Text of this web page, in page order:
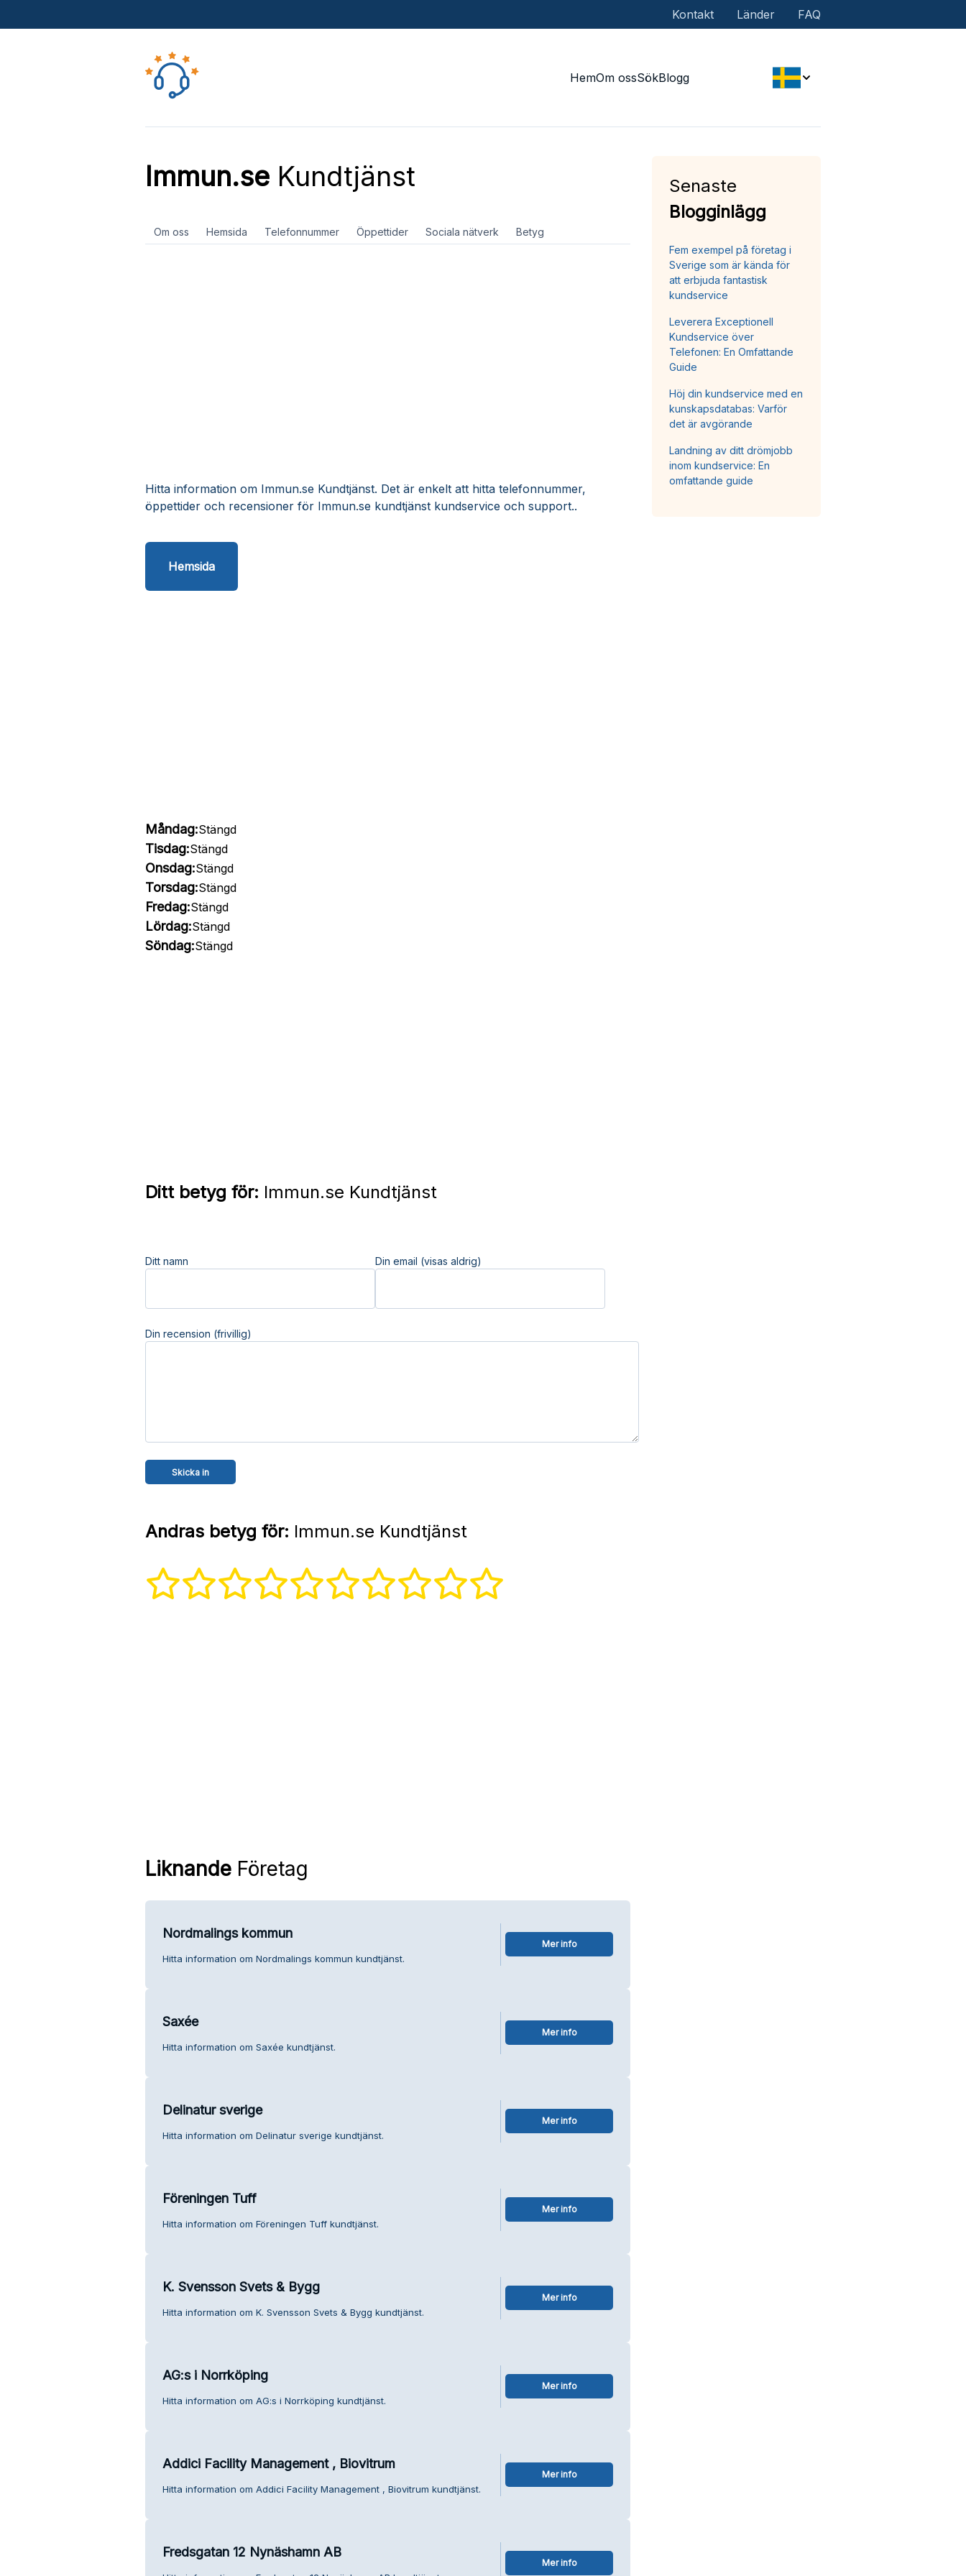
Kontakt Länder FAQ
HemOm ossSökBlogg
Immun.seKundtjänst
Om oss Hemsida Telefonnummer Öppettider Sociala nätverk Betyg
Hitta information om Immun.se Kundtjänst. Det är enkelt att hitta telefonnummer,
öppettider och recensioner för Immun.se kundtjänst kundservice och support..
Hemsida
Måndag:Stängd
Tisdag:Stängd
Onsdag:Stängd
Torsdag:Stängd
Fredag:Stängd
Lördag:Stängd
Söndag:Stängd
Ditt betyg för: Immun.se Kundtjänst
Ditt namn Din email (visas aldrig)
Din recension (frivillig)
Andras betyg för: Immun.se Kundtjänst
LiknandeFöretag
Nordmalings kommun
Hitta information om Nordmalings kommun kundtjänst.
Mer info
Saxée
Hitta information om Saxée kundtjänst.
Mer info
Delinatur sverige
Hitta information om Delinatur sverige kundtjänst.
Mer info
Föreningen Tuff
Hitta information om Föreningen Tuff kundtjänst.
Mer info
K. Svensson Svets & Bygg
Hitta information om K. Svensson Svets & Bygg kundtjänst.
Mer info
AG:s i Norrköping
Hitta information om AG:s i Norrköping kundtjänst.
Mer info
Addici Facility Management , Biovitrum
Hitta information om Addici Facility Management , Biovitrum kundtjänst.
Mer info
Fredsgatan 12 Nynäshamn AB
Mer info
Senaste
Blogginlägg
Fem exempel på företag i
Sverige som är kända för
att erbjuda fantastisk
kundservice
Leverera Exceptionell
Kundservice över
Telefonen: En Omfattande
Guide
Höj din kundservice med en
kunskapsdatabas: Varför
det är avgörande
Landning av ditt drömjobb
inom kundservice: En
omfattande guide